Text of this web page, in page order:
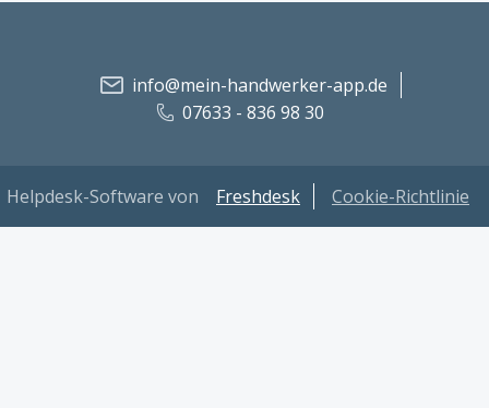
info@mein-handwerker-app.de
07633 - 836 98 30
Helpdesk-Software von Freshdesk Cookie-Richtlinie